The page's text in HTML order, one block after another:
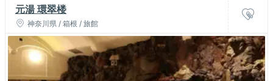
元湯 環翠楼
神奈川県 / 箱根 / 旅館